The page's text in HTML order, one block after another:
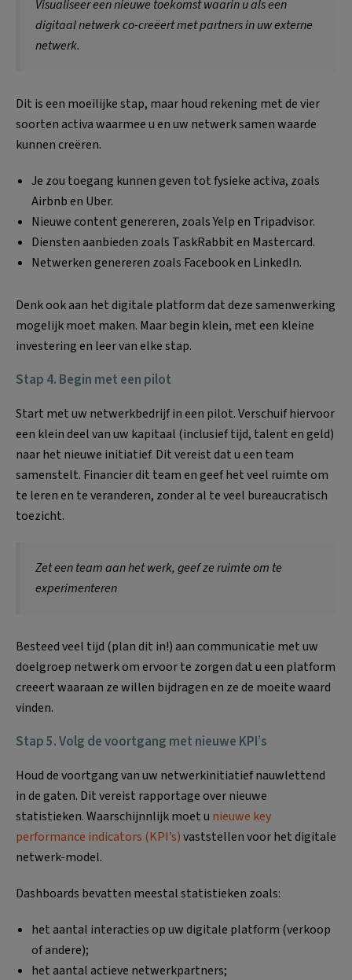
Visualiseer een nieuwe toekomst waarin u als een
digitaal netwerk co-creëert met partners in uw externe
netwerk.
Dit is een moeilijke stap, maar houd rekening met de vier
soorten activa waarmee u en uw netwerk samen waarde
kunnen creëren.
Je zou toegang kunnen geven tot fysieke activa, zoals
Airbnb en Uber.
Nieuwe content genereren, zoals Yelp en Tripadvisor.
Diensten aanbieden zoals TaskRabbit en Mastercard.
Netwerken genereren zoals Facebook en LinkedIn.
Denk ook aan het digitale platform dat deze samenwerking
mogelijk moet maken. Maar begin klein, met een kleine
investering en leer van elke stap.
Stap 4. Begin met een pilot
Start met uw netwerkbedrijf in een pilot. Verschuif hiervoor
een klein deel van uw kapitaal (inclusief tijd, talent en geld)
naar het nieuwe initiatief. Dit vereist dat u een team
samenstelt. Financier dit team en geef het veel ruimte om
te leren en te veranderen, zonder al te veel bureaucratisch
toezicht.
Zet een team aan het werk, geef ze ruimte om te
experimenteren
Besteed veel tijd (plan dit in!) aan communicatie met uw
doelgroep netwerk om ervoor te zorgen dat u een platform
creeert waaraan ze willen bijdragen en ze de moeite waard
vinden.
Stap 5. Volg de voortgang met nieuwe KPI’s
Houd de voortgang van uw netwerkinitiatief nauwlettend
in de gaten. Dit vereist rapportage over nieuwe
statistieken. Waarschijnnlijk moet u nieuwe key
performance indicators (KPI’s)vaststellen voor het digitale
netwerk-model.
Dashboards bevatten meestal statistieken zoals:
het aantal interacties op uw digitale platform (verkoop
of andere);
het aantal actieve netwerkpartners;